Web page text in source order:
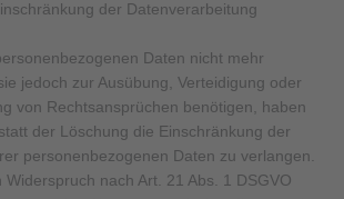
der Datenverarbeitung
Daten nicht mehr
jedoch zur Ausübung, Verteidigung oder
von Rechtsansprüchen benötigen, haben
der Löschung die Einschränkung der
personenbezogenen Daten zu verlangen.
Widerspruch nach Art. 21 Abs. 1 DSGVO